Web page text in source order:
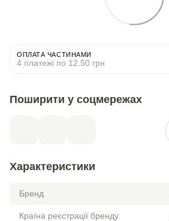
ОПЛАТА ЧАСТИНАМИ
4 платежі по 12.50 грн
Поширити у соцмережах
Характеристики
Бренд
Країна реєстрації бренду